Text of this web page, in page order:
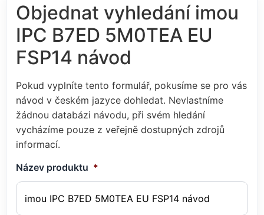
Objednat vyhledání imou
IPC B7ED 5M0TEA EU
FSP14 návod
Pokud vyplníte tento formulář, pokusíme se pro vás
návod v českém jazyce dohledat. Nevlastníme
žádnou databázi návodu, při svém hledání
vycházíme pouze z veřejně dostupných zdrojů
informací.
Název produktu *